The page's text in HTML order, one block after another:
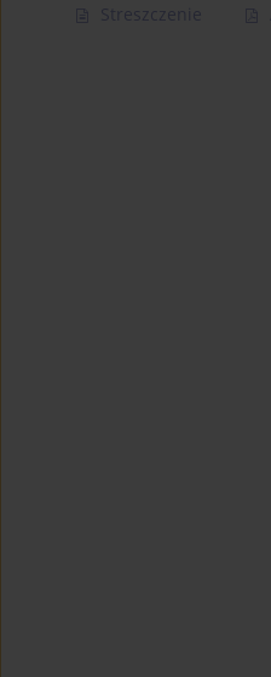
Streszczenie